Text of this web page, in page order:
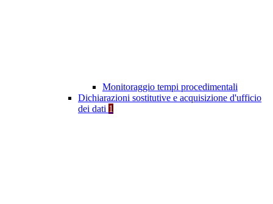
Monitoraggio tempi procedimentali
Dichiarazioni sostitutive e acquisizione d'ufficio
dei dati 1